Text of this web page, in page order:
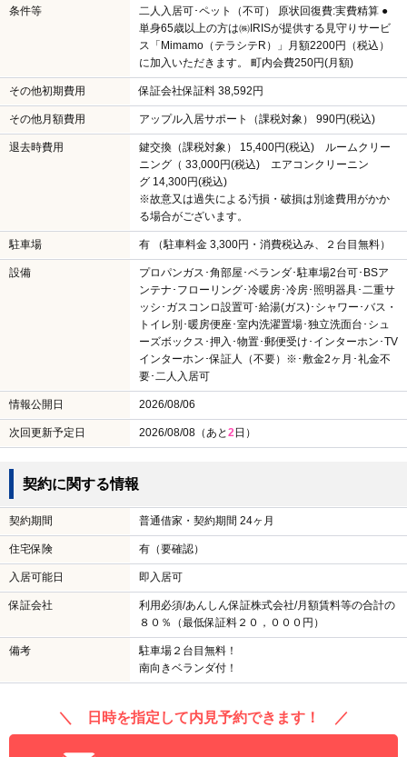
条件等
二人入居可･ペット（不可） 原状回復費:実費精算 ●
単身65歳以上の方は㈱IRISが提供する見守りサービ
ス「Mimamo（テラシテR）」月額2200円（税込）
に加入いただきます。 町内会費250円(月額)
その他初期費用 保証会社保証料 38,592円
その他月額費用 アップル入居サポート（課税対象） 990円(税込)
退去時費用
鍵交換（課税対象） 15,400円(税込) ルームクリー
ニング（ 33,000円(税込) エアコンクリーニン
グ 14,300円(税込)
※故意又は過失による汚損・破損は別途費用がかか
る場合がございます。
駐車場 有 （駐車料金 3,300円・消費税込み、２台目無料）
設備
プロパンガス･角部屋･ベランダ･駐車場2台可･BSア
ンテナ･フローリング･冷暖房･冷房･照明器具･二重サ
ッシ･ガスコンロ設置可･給湯(ガス)･シャワー･バス・
トイレ別･暖房便座･室内洗濯置場･独立洗面台･シュ
ーズボックス･押入･物置･郵便受け･インターホン･TV
インターホン･保証人（不要）※･敷金2ヶ月･礼金不
要･二人入居可
情報公開日 2026/08/06
次回更新予定日 2026/08/08（あと2日）
契約に関する情報
契約期間 普通借家・契約期間 24ヶ月
住宅保険 有（要確認）
入居可能日 即入居可
保証会社
利用必須/あんしん保証株式会社/月額賃料等の合計の
８０％（最低保証料２０，０００円）
備考
駐車場２台目無料！
南向きベランダ付！
＼ 日時を指定して内見予約できます！ ／